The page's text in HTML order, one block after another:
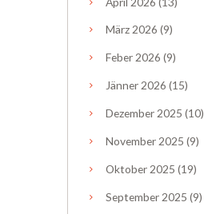
März2026 (9)
Feber 2026 (9)
Jänner 2026 (15)
Dezember 2025 (10)
November 2025 (9)
Oktober 2025 (19)
September 2025 (9)